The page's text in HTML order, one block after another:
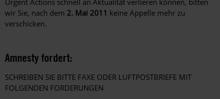
Urgent Actions schnell an Aktualität verlieren können, bitten
wir Sie, nach dem 2. Mai 2011 keine Appelle mehr zu
verschicken.
Amnesty fordert:
SCHREIBEN SIE BITTE FAXE ODER LUFTPOSTBRIEFE MIT
FOLGENDEN FORDERUNGEN